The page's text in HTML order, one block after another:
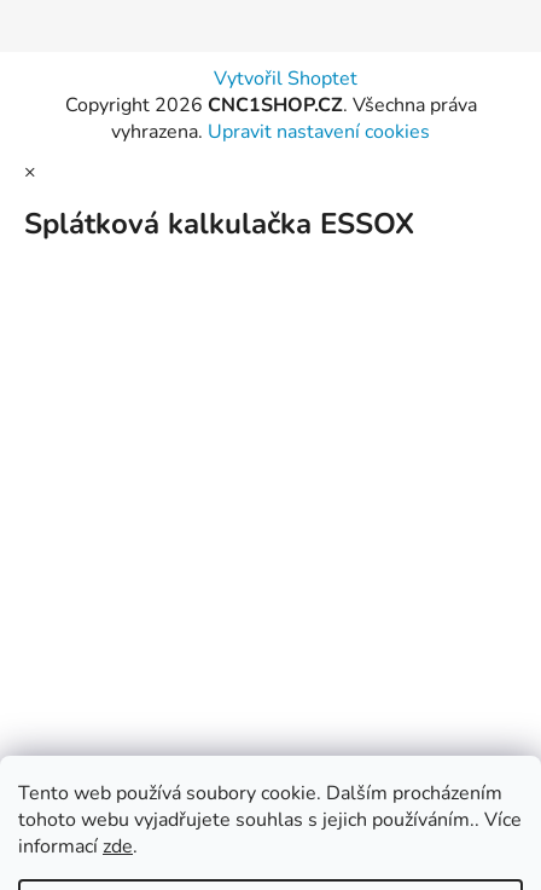
Tento web používá soubory cookie. Dalším procházením
tohoto webu vyjadřujete souhlas s jejich používáním.. Více
informacízde.
Vytvořil Shoptet
Copyright 2026 CNC1SHOP.CZ. Všechna práva
vyhrazena. Upravit nastavení cookies
×
Splátková kalkulačka ESSOX